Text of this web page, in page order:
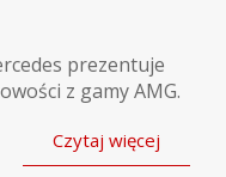
prezentuje
z gamy AMG.
Czytaj więcej